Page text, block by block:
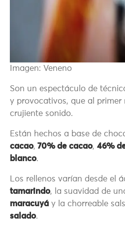
Imagen: Veneno
Son un espectáculo de
y provocativos, que al primer
crujiente sonido.
Están hechos a base de
cacao, 70% de cacao, 46%
blanco.
Los rellenos varían desde el
tamarindo, la suavidad de
maracuyá y la chorreable
salado.